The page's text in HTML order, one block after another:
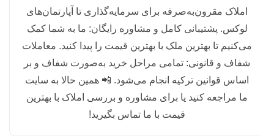
املاک مقرون‌به‌صرفه برای سرمایه‌گذاری تا آپارتمان‌های
لوکس. پشتیبانی کامل و مشاوره رایگان: ما به شما کمک
می‌کنیم تا بهترین ملک با بهترین قیمت را پیدا کنید. معاملات
شفاف و قانونی: تمامی مراحل خرید به‌صورت شفاف و بر
اساس قوانین ترکیه انجام می‌شود. 📲 همین حالا به سایت
ما مراجعه کنید یا برای مشاوره و بررسی املاک با بهترین
قیمت با ما تماس بگیرید!